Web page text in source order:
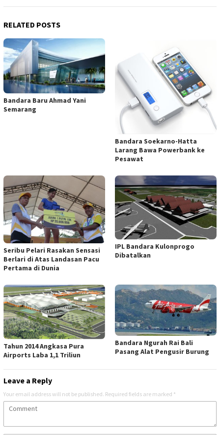
RELATED POSTS
Bandara Baru Ahmad Yani
Semarang
Bandara Soekarno-Hatta
Larang Bawa Powerbank ke
Pesawat
Seribu Pelari Rasakan Sensasi
Berlari di Atas Landasan Pacu
Pertama di Dunia
IPL Bandara Kulonprogo
Dibatalkan
Tahun 2014 Angkasa Pura
Airports Laba 1,1 Triliun
Bandara Ngurah Rai Bali
Pasang Alat Pengusir Burung
Leave a Reply
Your email address will not be published. Required fields are marked *